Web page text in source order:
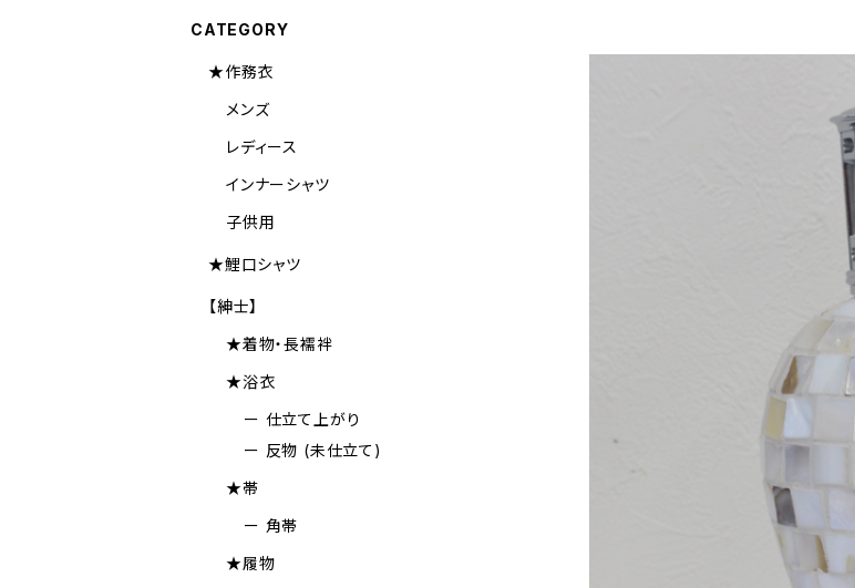
CATEGORY
★作務衣
メンズ
レディース
インナーシャツ
子供用
★鯉口シャツ
【紳士】
★着物・長襦袢
★浴衣
ー 仕立て上がり
ー 反物 (未仕立て)
★帯
ー 角帯
★履物